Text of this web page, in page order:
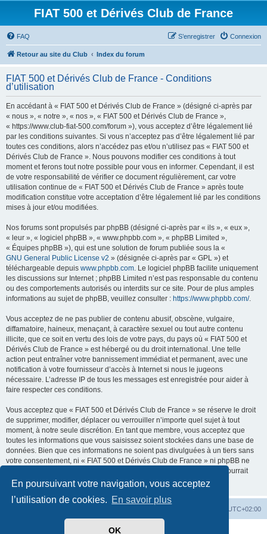
En poursuivant votre navigation, vous acceptez
l’utilisation de cookies. En savoir plus
OK
FIAT 500 et Dérivés Club de France
FAQ Connexion
S’enregistrer
Retour au site du Club Index du forum
FIAT 500 et Dérivés Club de France - Conditions
d’utilisation
En accédant à « FIAT 500 et Dérivés Club de France » (désigné ci-après par
« nous », « notre », « nos », « FIAT 500 et Dérivés Club de France »,
« https://www.club-fiat-500.com/forum »), vous acceptez d’être légalement lié
par les conditions suivantes. Si vous n’acceptez pas d’être légalement lié par
toutes ces conditions, alors n’accédez pas et/ou n’utilisez pas « FIAT 500 et
Dérivés Club de France ». Nous pouvons modifier ces conditions à tout
moment et ferons tout notre possible pour vous en informer. Cependant, il est
de votre responsabilité de vérifier ce document régulièrement, car votre
utilisation continue de « FIAT 500 et Dérivés Club de France » après toute
modification constitue votre acceptation d’être légalement lié par les conditions
mises à jour et/ou modifiées.
Nos forums sont propulsés par phpBB (désigné ci-après par « ils », « eux »,
« leur », « logiciel phpBB », « www.phpbb.com », « phpBB Limited »,
« Équipes phpBB »), qui est une solution de forum publiée sous la «
GNU General Public License v2 » (désignée ci-après par « GPL ») et
téléchargeable depuis www.phpbb.com. Le logiciel phpBB facilite uniquement
les discussions sur Internet ; phpBB Limited n’est pas responsable du contenu
ou des comportements autorisés ou interdits sur ce site. Pour de plus amples
informations au sujet de phpBB, veuillez consulter : https://www.phpbb.com/.
Vous acceptez de ne pas publier de contenu abusif, obscène, vulgaire,
diffamatoire, haineux, menaçant, à caractère sexuel ou tout autre contenu
illicite, que ce soit en vertu des lois de votre pays, du pays où « FIAT 500 et
Dérivés Club de France » est hébergé ou du droit international. Une telle
action peut entraîner votre bannissement immédiat et permanent, avec une
notification à votre fournisseur d’accès à Internet si nous le jugeons
nécessaire. L’adresse IP de tous les messages est enregistrée pour aider à
faire respecter ces conditions.
Vous acceptez que « FIAT 500 et Dérivés Club de France » se réserve le droit
de supprimer, modifier, déplacer ou verrouiller n’importe quel sujet à tout
moment, à notre seule discrétion. En tant que membre, vous acceptez que
toutes les informations que vous saisissez soient stockées dans une base de
données. Bien que ces informations ne soient pas divulguées à un tiers sans
votre consentement, ni « FIAT 500 et Dérivés Club de France » ni phpBB ne
pourront être tenus responsables de toute tentative de piratage qui pourrait
conduire à la compromission des données.
UTC+02:00
phpBB ® Forum Software © phpBB Limited